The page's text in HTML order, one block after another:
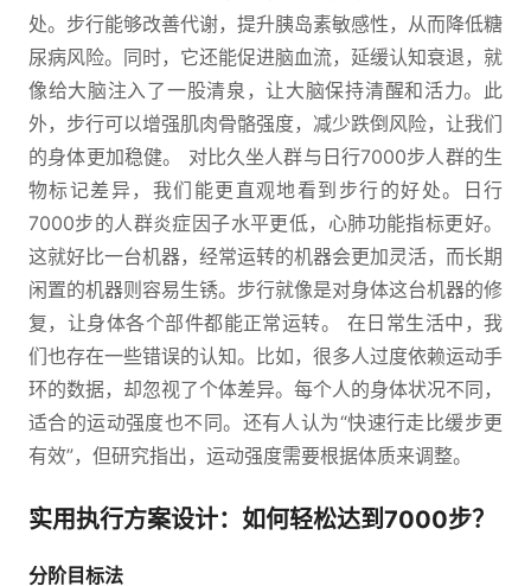
处。步行能够改善代谢，提升胰岛素敏感性，从而降低糖
尿病风险。同时，它还能促进脑血流，延缓认知衰退，就
像给大脑注入了一股清泉，让大脑保持清醒和活力。此
外，步行可以增强肌肉骨骼强度，减少跌倒风险，让我们
的身体更加稳健。 对比久坐人群与日行7000步人群的生
物标记差异，我们能更直观地看到步行的好处。日行
7000步的人群炎症因子水平更低，心肺功能指标更好。
这就好比一台机器，经常运转的机器会更加灵活，而长期
闲置的机器则容易生锈。步行就像是对身体这台机器的修
复，让身体各个部件都能正常运转。 在日常生活中，我
们也存在一些错误的认知。比如，很多人过度依赖运动手
环的数据，却忽视了个体差异。每个人的身体状况不同，
适合的运动强度也不同。还有人认为“快速行走比缓步更
有效”，但研究指出，运动强度需要根据体质来调整。
实用执行方案设计：如何轻松达到7000步？
分阶目标法